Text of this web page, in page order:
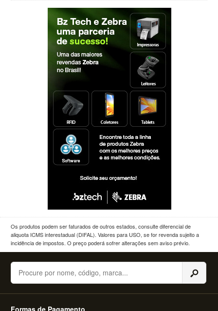
Os produtos podem ser faturados de outros estados, consulte diferencial de
aliquota ICMS interestadual (DIFAL). Valores para USO, se for revenda sujeito a
incidência de impostos. O preço poderá sofrer alterações sem aviso prévio.
Buscar
Formas de Pagamento